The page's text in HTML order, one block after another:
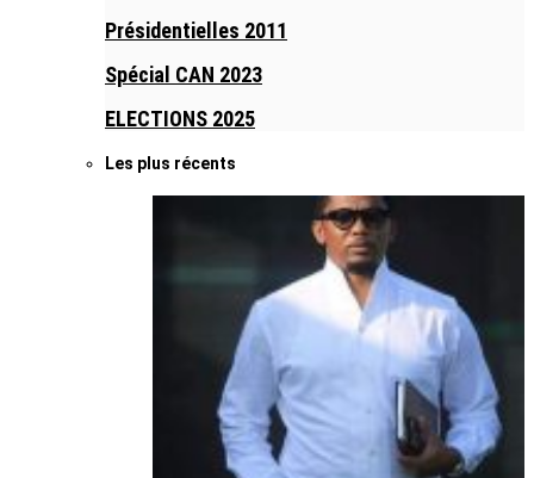
Présidentielles 2011
Spécial CAN 2023
ELECTIONS 2025
Les plus récents